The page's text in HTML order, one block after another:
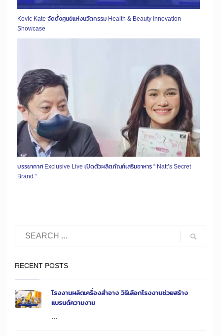
Kovic Kate จัดตั้งศูนย์แห่งนวัตกรรม Health & Beauty Innovation
Showcase
บรรยากาศ Exclusive Live เปิดตัวผลิตภัณฑ์เสริมอาหาร “ Natt’s Secret
Brand “
RECENT POSTS
โรงงานผลิตเครื่องสำอาง วิธีเลือกโรงงานช่วยสร้าง
แบรนด์ความงาม
...